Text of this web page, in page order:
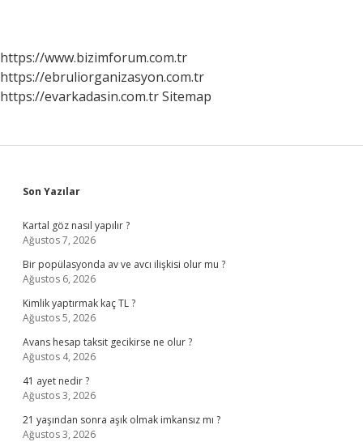
https://www.bizimforum.com.tr
https://ebruliorganizasyon.com.tr
https://evarkadasin.com.trSitemap
Sidebar
Son Yazılar
Kartal göz nasıl yapılır ?
Ağustos 7, 2026
Bir popülasyonda av ve avcı ilişkisi olur mu ?
Ağustos 6, 2026
Kimlik yaptırmak kaç TL ?
Ağustos 5, 2026
Avans hesap taksit gecikirse ne olur ?
Ağustos 4, 2026
41 ayet nedir ?
Ağustos 3, 2026
21 yaşından sonra aşık olmak imkansız mı ?
Ağustos 3, 2026